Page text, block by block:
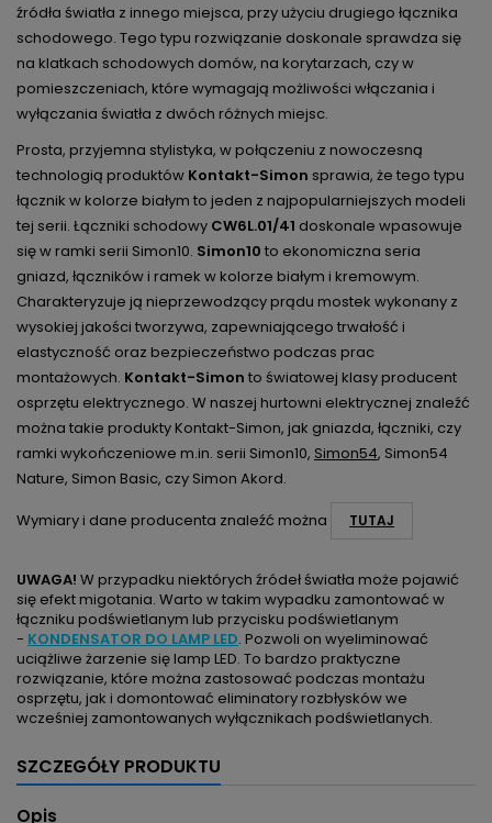
źródła światła z innego miejsca, przy użyciu drugiego łącznika
schodowego. Tego typu rozwiązanie doskonale sprawdza się
na klatkach schodowych domów, na korytarzach, czy w
pomieszczeniach, które wymagają możliwości włączania i
wyłączania światła z dwóch różnych miejsc.
Prosta, przyjemna stylistyka, w połączeniu z nowoczesną
technologią produktów Kontakt-Simon sprawia, że tego typu
łącznik w kolorze białym to jeden z najpopularniejszych modeli
tej serii. Łączniki schodowy CW6L.01/41 doskonale wpasowuje
się w ramki serii Simon10. Simon10 to ekonomiczna seria
gniazd, łączników i ramek w kolorze białym i kremowym.
Charakteryzuje ją nieprzewodzący prądu mostek wykonany z
wysokiej jakości tworzywa, zapewniającego trwałość i
elastyczność oraz bezpieczeństwo podczas prac
montażowych. Kontakt-Simon to światowej klasy producent
osprzętu elektrycznego. W naszej hurtowni elektrycznej znaleźć
można takie produkty Kontakt-Simon, jak gniazda, łączniki, czy
ramki wykończeniowe m.in. serii Simon10, Simon54, Simon54
Nature, Simon Basic, czy Simon Akord.
Wymiary i dane producenta znaleźć można
TUTAJ
UWAGA! W przypadku niektórych źródeł światła może pojawić
się efekt migotania. Warto w takim wypadku zamontować w
łączniku podświetlanym lub przycisku podświetlanym
- KONDENSATOR DO LAMP LED. Pozwoli on wyeliminować
uciążliwe żarzenie się lamp LED. To bardzo praktyczne
rozwiązanie, które można zastosować podczas montażu
osprzętu, jak i domontować eliminatory rozbłysków we
wcześniej zamontowanych wyłącznikach podświetlanych.
SZCZEGÓŁY PRODUKTU
Opis